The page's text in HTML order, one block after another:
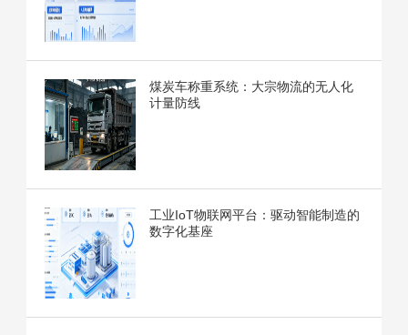
煤炭车称重系统：大宗物流的无人化
计量防线
工业IoT物联网平台：驱动智能制造的
数字化基座